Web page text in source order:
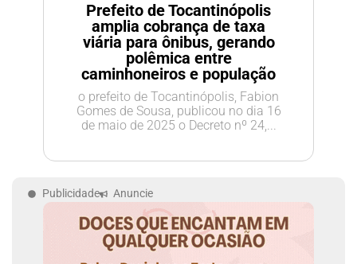
Prefeito de Tocantinópolis
amplia cobrança de taxa
viária para ônibus, gerando
polêmica entre
caminhoneiros e população
o prefeito de Tocantinópolis, Fabion
Gomes de Sousa, publicou no dia 16
de maio de 2025 o Decreto nº 24,...
Publicidade Anuncie